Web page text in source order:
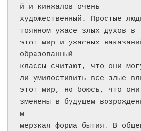
й и кинжалов очень
художественный. Простые
тоянном ужасе злых духов в
этот мир и ужасных
образованный
классы считают, что они
ли умилостивить все злые
этот мир, но боюсь, что
зменены в будущем
м
мерзкая форма бытия. В